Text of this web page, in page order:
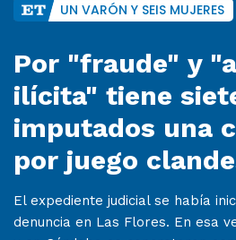
UN VARÓN Y SEIS MUJERES
Por "fraude" y
ilícita" tiene
imputados una
por juego
El expediente judicial se había
denuncia en Las Flores. En esa